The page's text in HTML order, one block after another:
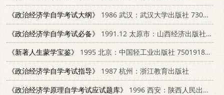
《政治经济学自学考试大纲》
1986 武汉：武汉大学出版社 7307001101
《政治经济学自学考试必备》
1991.12 太原市：山西经济出版社 7805772835
《新著人生蒙学宝鉴》
1995 北京：中国轻工业出版社 7501918120
《政治经济学自学考试指导》
1987 杭州：浙江教育出版社
《政治经济学原理自学考试应试题库》
1996 西安：陕西人民出版社 7224040681